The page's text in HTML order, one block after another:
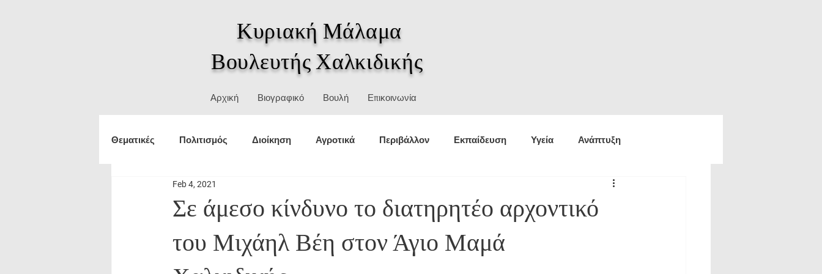
Κυριακή Μάλαμα
Βουλευτής Χαλκιδικής
Αρχική Βιογραφικό Βουλή Επικοινωνία
Θεματικές Πολιτισμός Διοίκηση Αγροτικά Περιβάλλον Εκπαίδευση Υγεία Ανάπτυξη
Τουρισμός εξωτερικές υποθέσεις Οικονομία
Δικαιώματα ΥΜΑΘ Θεσμοί Ιστορία
Σε άμεσο κίνδυνο το διατηρητέο αρχοντικό
του Μιχάηλ Bέη στον Άγιο Μαμά
Feb 4, 2021